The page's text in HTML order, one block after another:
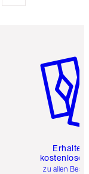
Erhalte
kostenlose
zu allen